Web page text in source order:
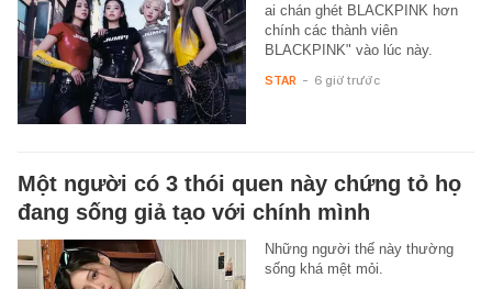
ai chán ghét BLACKPINK hơn
chính các thành viên
BLACKPINK" vào lúc này.
STAR - 6 giờ trước
Một người có 3 thói quen này chứng tỏ họ
đang sống giả tạo với chính mình
Những người thế này thường
sống khá mệt mỏi.